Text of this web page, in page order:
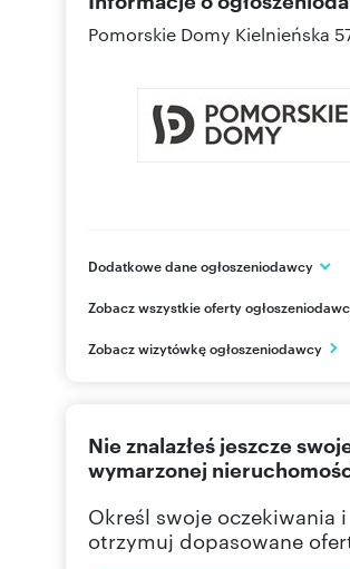
Pomorskie Domy Kielnieńska
Dodatkowe dane ogłoszeniodawcy
ul. Kielnieńska 57
pomorskie
607 60 Pokaż telefon
583 09 Pokaż telefon
Zobacz wszystkie oferty
Zobacz wizytówkę ogłoszeniodawcy
Nie znalazłeś jeszcze
wymarzonej
Określ swoje oczekiwania i
otrzymuj dopasowane